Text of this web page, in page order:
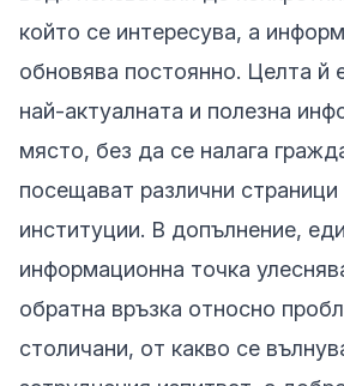
който се интересува, а
обновява постоянно. Целта й
най-актуалната и полезна
място, без да се налага
посещават различни страници
институции. В допълнение,
информационна точка
обратна връзка относно
столичани, от какво се